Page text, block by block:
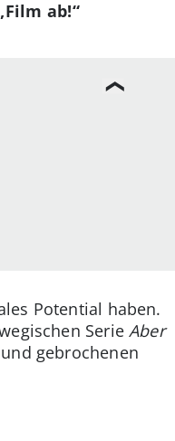
ab!“
Potential haben.
Serie Aber
gebrochenen